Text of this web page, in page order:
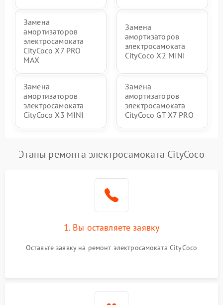
Замена
амортизаторов
электросамоката
CityCoco X7 PRO
MAX
Замена
амортизаторов
электросамоката
CityCoco X2 MINI
Замена
амортизаторов
электросамоката
CityCoco X3 MINI
Замена
амортизаторов
электросамоката
CityCoco GT X7 PRO
Этапы ремонта электросамоката CityCoco
1. Вы оставляете заявку
Оставьте заявку на ремонт электросамоката CityCoco